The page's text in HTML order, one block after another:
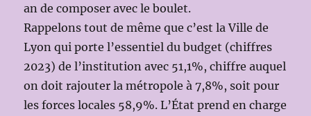
an de composer avec le boulet.
Rappelons tout de même que c’est la Ville de
Lyon qui porte l’essentiel du budget (chiffres
2023) de l’institution avec 51,1%, chiffre auquel
on doit rajouter la métropole à 7,8%, soit pour
les forces locales 58,9%. L’État prend en charge